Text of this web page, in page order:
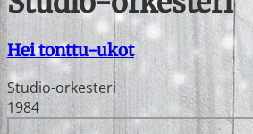
Hei tonttu-ukot
Studio-orkesteri
1984